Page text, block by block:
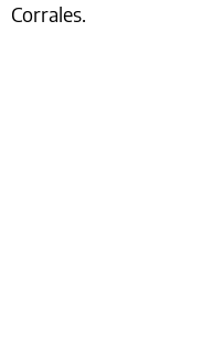
Corrales.